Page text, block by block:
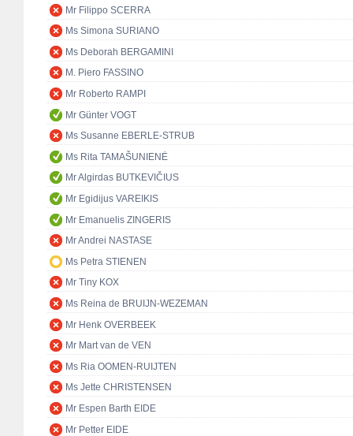
Mr Filippo SCERRA
Ms Simona SURIANO
Ms Deborah BERGAMINI
M. Piero FASSINO
Mr Roberto RAMPI
Mr Günter VOGT
Ms Susanne EBERLE-STRUB
Ms Rita TAMAŠUNIENĖ
Mr Algirdas BUTKEVIČIUS
Mr Egidijus VAREIKIS
Mr Emanuelis ZINGERIS
Mr Andrei NASTASE
Ms Petra STIENEN
Mr Tiny KOX
Ms Reina de BRUIJN-WEZEMAN
Mr Henk OVERBEEK
Mr Mart van de VEN
Ms Ria OOMEN-RUIJTEN
Ms Jette CHRISTENSEN
Mr Espen Barth EIDE
Mr Petter EIDE